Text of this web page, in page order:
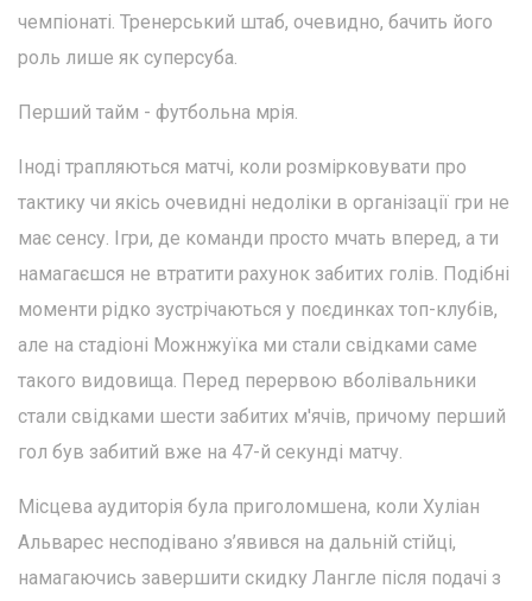
чемпіонаті. Тренерський штаб, очевидно, бачить його
роль лише як суперсуба.
Перший тайм - футбольна мрія.
Іноді трапляються матчі, коли розмірковувати про
тактику чи якісь очевидні недоліки в організації гри не
має сенсу. Ігри, де команди просто мчать вперед, а ти
намагаєшся не втратити рахунок забитих голів. Подібні
моменти рідко зустрічаються у поєдинках топ-клубів,
але на стадіоні Можнжуїка ми стали свідками саме
такого видовища. Перед перервою вболівальники
стали свідками шести забитих м'ячів, причому перший
гол був забитий вже на 47-й секунді матчу.
Місцева аудиторія була приголомшена, коли Хуліан
Альварес несподівано з’явився на дальній стійці,
намагаючись завершити скидку Лангле після подачі з